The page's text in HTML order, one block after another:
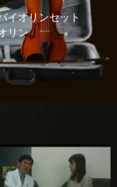
イオリンセット
リン